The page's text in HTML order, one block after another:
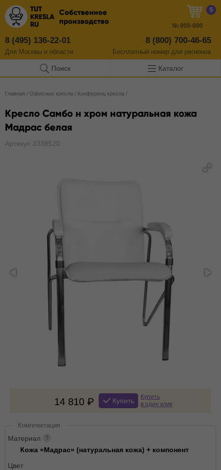
Собственное
производство
8 (495) 136-22-01
Для Москвы и области
8 (800) 700-46-65
Бесплатный номер для регионов
5
№ 000-000
Поиск Каталог
Главная / Офисные кресла / Конференц кресла /
Кресло Самбо н хром натуральная кожа
Мадрас белая
Артикул 3338520
14 810 Купить
Купить
в один клик
Комплектация
Материал
Кожа «Мадрас» (натуральная кожа) + компонент
Цвет